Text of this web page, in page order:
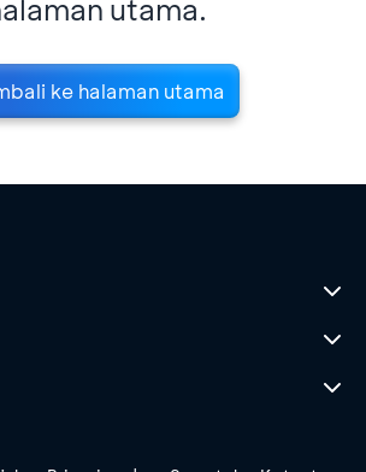
utama.
ke halaman utama